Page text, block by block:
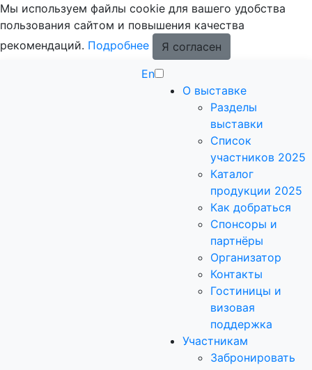
Мы используем файлы cookie для вашего удобства
пользования сайтом и повышения качества
рекомендаций. Подробнее
Я согласен
En
О выставке
Разделы
выставки
Список
участников 2025
Каталог
продукции 2025
Как добраться
Спонсоры и
партнёры
Организатор
Контакты
Гостиницы и
визовая
поддержка
Участникам
Забронировать